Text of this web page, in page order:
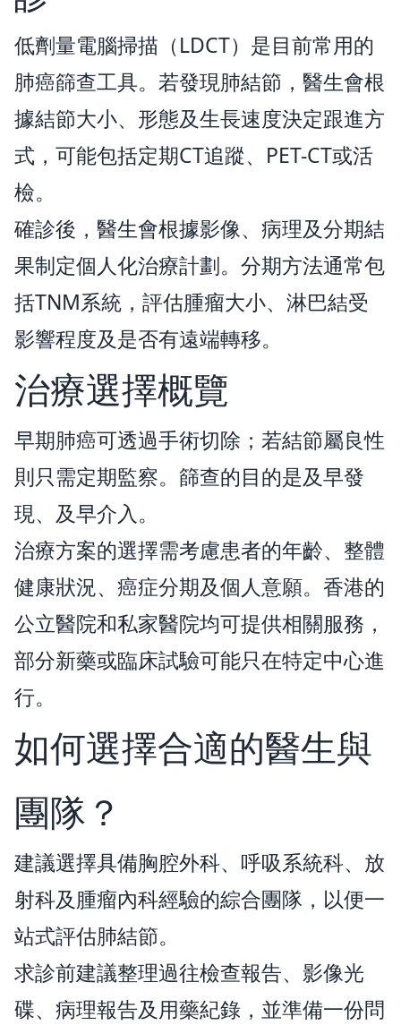
低劑量電腦掃描（LDCT）是目前常用的
肺癌篩查工具。若發現肺結節，醫生會根
據結節大小、形態及生長速度決定跟進方
式，可能包括定期CT追蹤、PET-CT或活
檢。
確診後，醫生會根據影像、病理及分期結
果制定個人化治療計劃。分期方法通常包
括TNM系統，評估腫瘤大小、淋巴結受
影響程度及是否有遠端轉移。
治療選擇概覽
早期肺癌可透過手術切除；若結節屬良性
則只需定期監察。篩查的目的是及早發
現、及早介入。
治療方案的選擇需考慮患者的年齡、整體
健康狀況、癌症分期及個人意願。香港的
公立醫院和私家醫院均可提供相關服務，
部分新藥或臨床試驗可能只在特定中心進
行。
如何選擇合適的醫生與
團隊？
建議選擇具備胸腔外科、呼吸系統科、放
射科及腫瘤內科經驗的綜合團隊，以便一
站式評估肺結節。
求診前建議整理過往檢查報告、影像光
碟、病理報告及用藥紀錄，並準備一份問